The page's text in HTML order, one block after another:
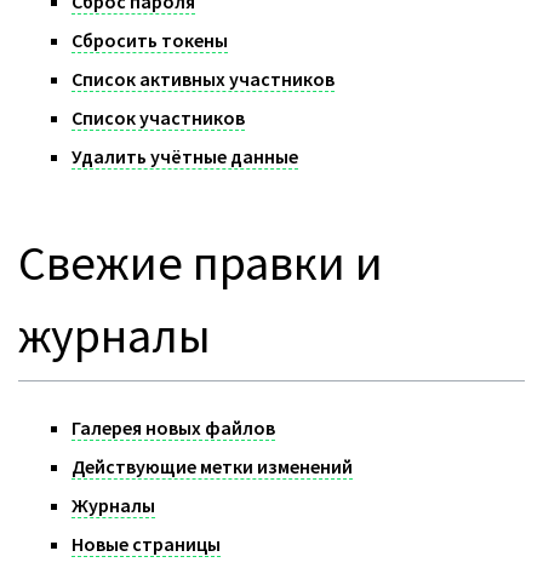
Сбросить токены
Список активных участников
Список участников
Удалить учётные данные
Свежие правки и
журналы
Галерея новых файлов
Действующие метки изменений
Журналы
Новые страницы